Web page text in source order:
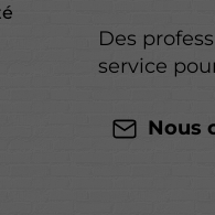
Des
service
Nous